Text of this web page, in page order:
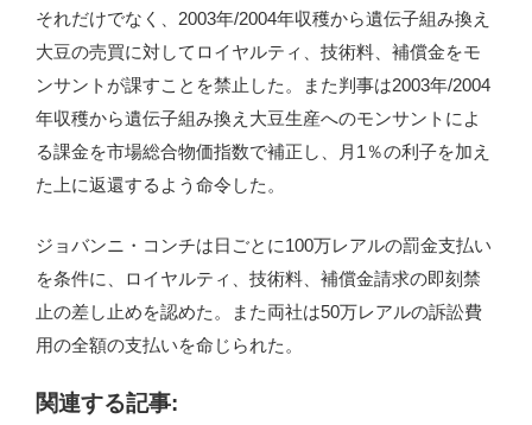
それだけでなく、2003年/2004年収穫から遺伝子組み換え
大豆の売買に対してロイヤルティ、技術料、補償金をモ
ンサントが課すことを禁止した。また判事は2003年/2004
年収穫から遺伝子組み換え大豆生産へのモンサントによ
る課金を市場総合物価指数で補正し、月1％の利子を加え
た上に返還するよう命令した。
ジョバンニ・コンチは日ごとに100万レアルの罰金支払い
を条件に、ロイヤルティ、技術料、補償金請求の即刻禁
止の差し止めを認めた。また両社は50万レアルの訴訟費
用の全額の支払いを命じられた。
関連する記事: